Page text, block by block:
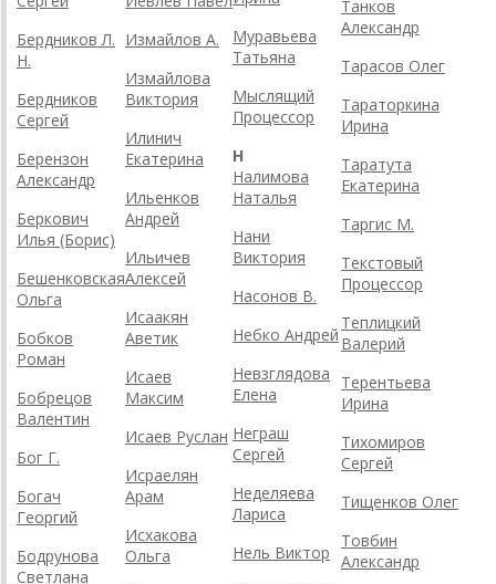
Бердников Л.
Н.
Бердников
Сергей
Берензон
Александр
Беркович
Илья (Борис)
Бешенковская
Ольга
Бобков
Роман
Бобрецов
Валентин
Бог Г.
Богач
Георгий
Бодрунова
Светлана
Измайлов А.
Измайлова
Виктория
Илинич
Екатерина
Ильенков
Андрей
Ильичев
Алексей
Исаакян
Аветик
Исаев
Максим
Исаев Руслан
Исраелян
Арам
Исхакова
Ольга
Муравьева
Татьяна
Мыслящий
Процессор
Н
Налимова
Наталья
Нани
Виктория
Насонов В.
Небко Андрей
Невзглядова
Елена
Неграш
Сергей
Неделяева
Лариса
Нель Виктор
Танков
Александр
Тарасов Олег
Тараторкина
Ирина
Таратута
Екатерина
Таргис М.
Текстовый
Процессор
Теплицкий
Валерий
Терентьева
Ирина
Тихомиров
Сергей
Тищенков Олег
Товбин
Александр